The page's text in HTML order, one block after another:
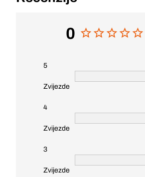
0
5
Zvijezde
4
Zvijezde
3
Zvijezde